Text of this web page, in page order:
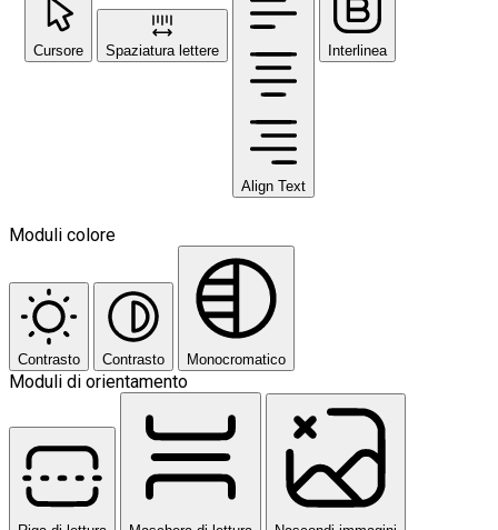
Cursore Spaziatura lettere
Align Text
Interlinea
Moduli colore
Contrasto Contrasto Monocromatico
Moduli di orientamento